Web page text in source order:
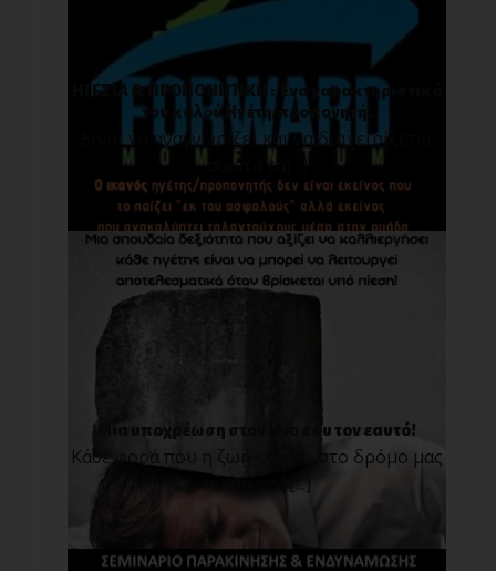
ΗΓΕΣΙΑ & ΠΡΟΠΟΝΗΤΙΚΗ : Ένα χαρακτηριστικό
του καλού Ηγέτη/προπονητή.
Είναι να αναγνωρίζει και να διαχειρίζεται
σωστά τα[...]
Μια υποχρέωση στον ίδιο σου τον εαυτό!
Κάθε φορά που η ζωή φέρνει στο δρόμο μας
πίεση από[...]